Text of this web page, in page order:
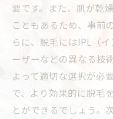
要です。また、肌が乾
こともあるため、事前
らに、脱毛にはIPL（
ーザーなどの異なる技
よって適切な選択が必
で、より効果的に脱毛
とができるでしょう。